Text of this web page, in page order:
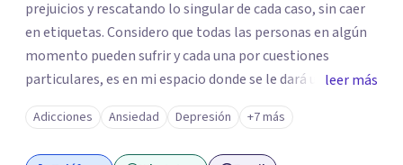
prejuicios y rescatando lo singular de cada caso, sin caer
en etiquetas. Considero que todas las personas en algún
momento pueden sufrir y cada una por cuestiones
particulares, es en mi espacio donde se le dará un lugar a
esas cuestiones singulares de cada uno, para luego
generar cambios. Soy una persona en constante
formación, actualmente curso seminarios, una
leer más
Adicciones Ansiedad Depresión +7 más